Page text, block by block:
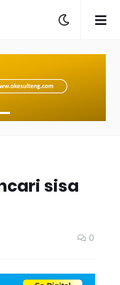
sisa
0